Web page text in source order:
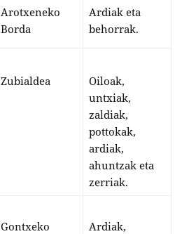
Arotxeneko
Borda
Ardiak eta
behorrak.
Zubialdea
Oiloak,
untxiak,
zaldiak,
pottokak,
ardiak,
ahuntzak eta
zerriak.
Gontxeko
Ardiak,